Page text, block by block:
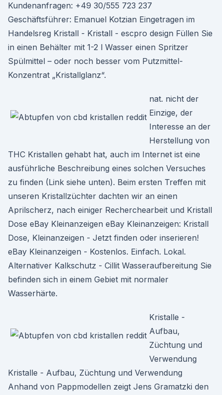
Kundenanfragen: +49 30/555 723 237
Geschäftsführer: Emanuel Kotzian Eingetragen im
Handelsreg Kristall - Kristall - escpro design Füllen Sie
in einen Behälter mit 1-2 l Wasser einen Spritzer
Spülmittel – oder noch besser vom Putzmittel-
Konzentrat „Kristallglanz“.
nat. nicht der
Einzige, der
Interesse an der
Herstellung von
THC Kristallen gehabt hat, auch im Internet ist eine
ausführliche Beschreibung eines solchen Versuches
zu finden (Link siehe unten). Beim ersten Treffen mit
unseren Kristallzüchter dachten wir an einen
Aprilscherz, nach einiger Recherchearbeit und Kristall
Dose eBay Kleinanzeigen eBay Kleinanzeigen: Kristall
Dose, Kleinanzeigen - Jetzt finden oder inserieren!
eBay Kleinanzeigen - Kostenlos. Einfach. Lokal.
Alternativer Kalkschutz - Cillit Wasseraufbereitung Sie
befinden sich in einem Gebiet mit normaler
Wasserhärte.
Kristalle -
Aufbau,
Züchtung und
Verwendung
Kristalle - Aufbau, Züchtung und Verwendung
Anhand von Pappmodellen zeigt Jens Gramatzki den